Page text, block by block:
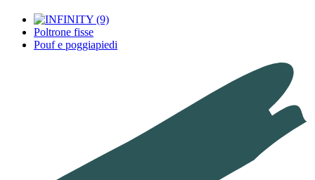
Poltrone fisse
Pouf e poggiapiedi